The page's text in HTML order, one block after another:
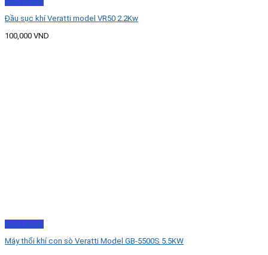
Đầu sục khí Veratti model VR50 2.2Kw
100,000 VND
Xem nhanh
Máy thổi khí con sò Veratti Model GB-5500S 5.5KW